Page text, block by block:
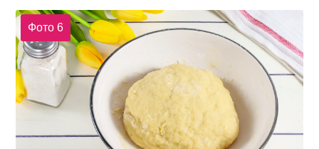
Фото 6